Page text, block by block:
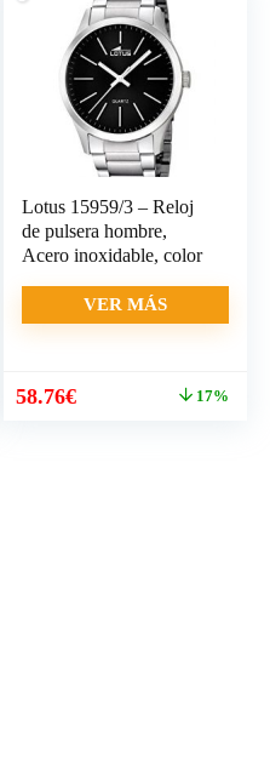
32.00€.25.49€.
Lotus 15959/3 – Reloj
de pulsera hombre,
Acero inoxidable, color
VER MÁS
El
58.76€El
17%